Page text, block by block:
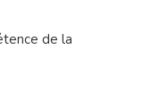
de la